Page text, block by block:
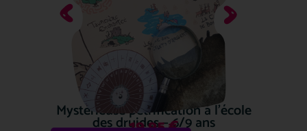
Mystérieuse pétrification à l’école
des druides – 6/9 ans